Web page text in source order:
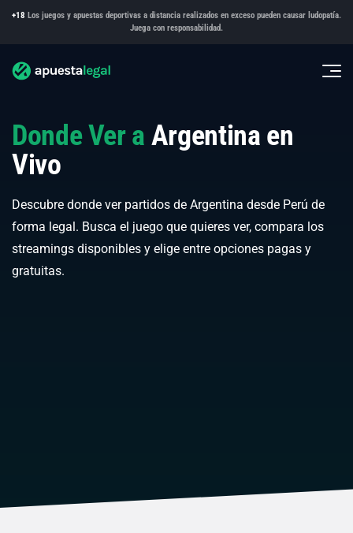
+18 Los juegos y apuestas deportivas a distancia realizados en exceso pueden causar ludopatía.
Juega con responsabilidad.
Donde Ver a Argentina en
Vivo
Descubre donde ver partidos de Argentina desde Perú de
forma legal. Busca el juego que quieres ver, compara los
streamings disponibles y elige entre opciones pagas y
gratuitas.